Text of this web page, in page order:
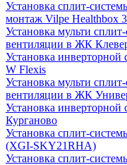
Установка сплит-
монтаж Vilpe Healthbox
Установка мульти
вентиляции в ЖК
Установка
W Flexis
Установка мульти
вентиляции в ЖК
Установка инверторной
Курганово
Установка сплит-
(XGI-SKY21RHA)
Установка сплит-